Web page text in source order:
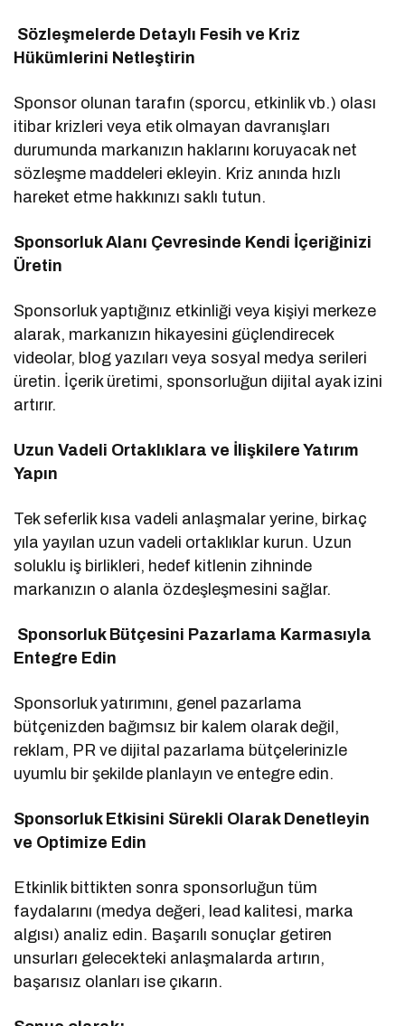
Sözleşmelerde Detaylı Fesih ve Kriz
Hükümlerini Netleştirin
Sponsor olunan tarafın (sporcu, etkinlik vb.) olası
itibar krizleri veya etik olmayan davranışları
durumunda markanızın haklarını koruyacak net
sözleşme maddeleri ekleyin. Kriz anında hızlı
hareket etme hakkınızı saklı tutun.
Sponsorluk Alanı Çevresinde Kendi İçeriğinizi
Üretin
Sponsorluk yaptığınız etkinliği veya kişiyi merkeze
alarak, markanızın hikayesini güçlendirecek
videolar, blog yazıları veya sosyal medya serileri
üretin. İçerik üretimi, sponsorluğun dijital ayak izini
artırır.
Uzun Vadeli Ortaklıklara ve İlişkilere Yatırım
Yapın
Tek seferlik kısa vadeli anlaşmalar yerine, birkaç
yıla yayılan uzun vadeli ortaklıklar kurun. Uzun
soluklu iş birlikleri, hedef kitlenin zihninde
markanızın o alanla özdeşleşmesini sağlar.
Sponsorluk Bütçesini Pazarlama Karmasıyla
Entegre Edin
Sponsorluk yatırımını, genel pazarlama
bütçenizden bağımsız bir kalem olarak değil,
reklam, PR ve dijital pazarlama bütçelerinizle
uyumlu bir şekilde planlayın ve entegre edin.
Sponsorluk Etkisini Sürekli Olarak Denetleyin
ve Optimize Edin
Etkinlik bittikten sonra sponsorluğun tüm
faydalarını (medya değeri, lead kalitesi, marka
algısı) analiz edin. Başarılı sonuçlar getiren
unsurları gelecekteki anlaşmalarda artırın,
başarısız olanları ise çıkarın.